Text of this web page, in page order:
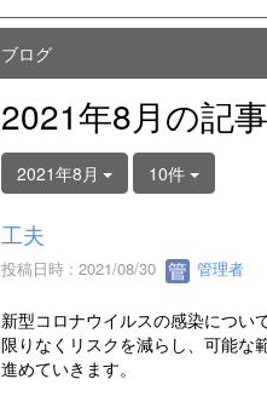
ブログ
2021年8月の記
2021年8月 10件
工夫
投稿日時 : 2021/08/30 管理者
新型コロナウイルスの感染につい
限りなくリスクを減らし、可能な
進めていきます。